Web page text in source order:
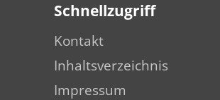
Schnellzugriff
Kontakt
Inhaltsverzeichnis
Impressum